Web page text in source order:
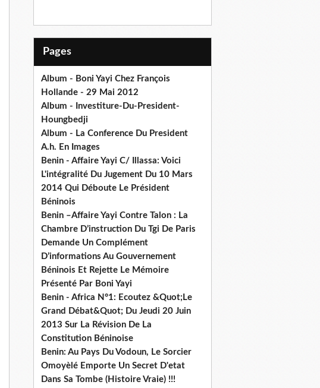
Pages
Album - Boni Yayi Chez François
Hollande - 29 Mai 2012
Album - Investiture-Du-President-
Houngbedji
Album - La Conference Du President
A.h. En Images
Benin - Affaire Yayi C/ Illassa: Voici
L'intégralité Du Jugement Du 10 Mars
2014 Qui Déboute Le Président
Béninois
Benin –Affaire Yayi Contre Talon : La
Chambre D’instruction Du Tgi De Paris
Demande Un Complément
D’informations Au Gouvernement
Béninois Et Rejette Le Mémoire
Présenté Par Boni Yayi
Benin - Africa N°1: Ecoutez &Quot;Le
Grand Débat&Quot; Du Jeudi 20 Juin
2013 Sur La Révision De La
Constitution Béninoise
Benin: Au Pays Du Vodoun, Le Sorcier
Omoyèlé Emporte Un Secret D'etat
Dans Sa Tombe (Histoire Vraie) !!!